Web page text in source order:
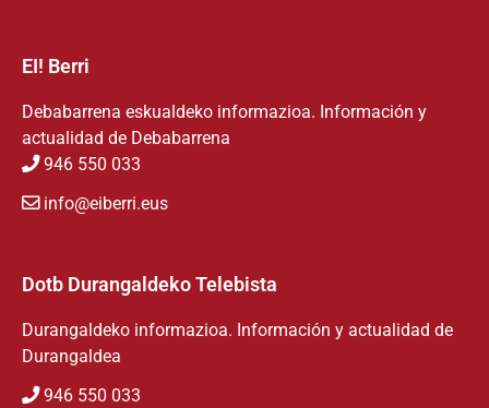
EI! Berri
Debabarrena eskualdeko informazioa. Información y
actualidad de Debabarrena
946 550 033
info@eiberri.eus
Dotb Durangaldeko Telebista
Durangaldeko informazioa. Información y actualidad de
Durangaldea
946 550 033